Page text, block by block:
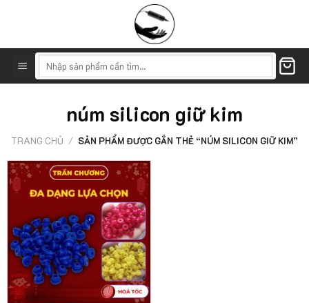
kiếm:
núm silicon giữ kim
TRANG CHỦ / SẢN PHẨM ĐƯỢC GẮN THẺ “NÚM SILICON GIỮ KIM”